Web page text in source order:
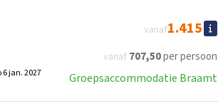
vanaf 707,50per persoon
vanaf1.415
6 jan. 2027 Groepsaccommodatie Braamt